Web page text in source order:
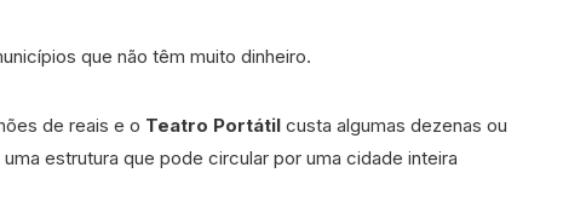
que não têm muito dinheiro.
de reais e o Teatro Portátil custa algumas dezenas ou
estrutura que pode circular por uma cidade inteira